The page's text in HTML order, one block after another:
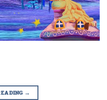
เด็กอันอบอุ่น
→